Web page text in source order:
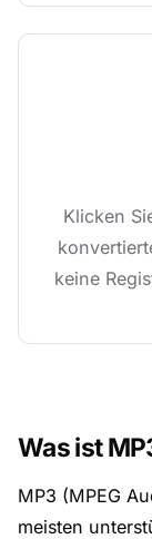
Klicken
keine
Was ist
MP3 (MPEG
meisten